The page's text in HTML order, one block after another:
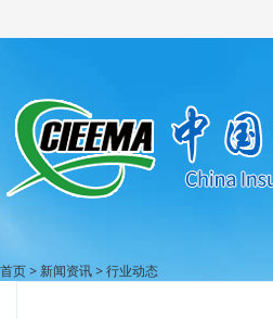
首页 > 新闻资讯 >行业动态